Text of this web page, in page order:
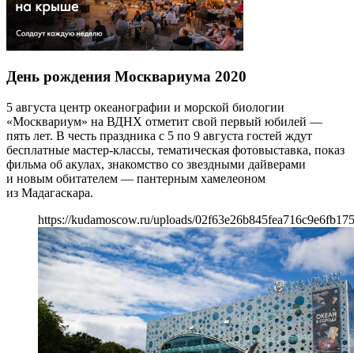
День рождения Москвариума 2020
5 августа центр океанографии и морской биологии
«Москвариум» на ВДНХ отметит свой первый юбилей —
пять лет. В честь праздника с 5 по 9 августа гостей ждут
бесплатные мастер-классы, тематическая фотовыставка, показ
фильма об акулах, знакомство со звездными дайверами
и новым обитателем — пантерным хамелеоном
из Мадагаскара.
https://kudamoscow.ru/uploads/